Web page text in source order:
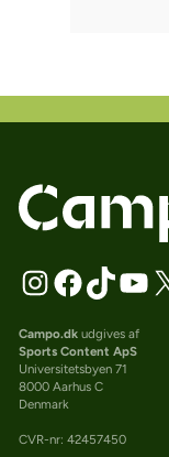
Campo.dkudgives af
Sports Content ApS
Universitetsbyen 71
8000 Aarhus C
Denmark
CVR-nr: 42457450